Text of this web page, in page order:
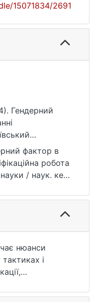
15071834/2691
Гендерний
Тараса
15071834/2691
фактор в
робота
/ наук. кер.
15071834/2691
нюанси
і
форумах.